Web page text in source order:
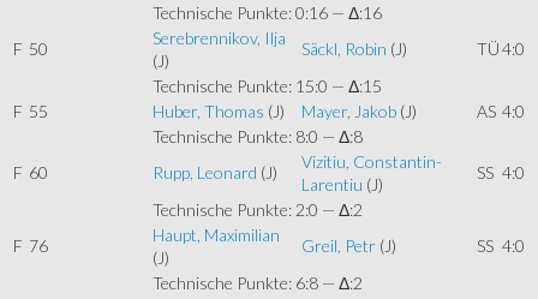
Technische Punkte: 0:16 — Δ:16
F 50
Serebrennikov, Ilja
(J)
Säckl, Robin (J) TÜ4:0
Technische Punkte: 15:0 — Δ:15
F 55 Huber, Thomas (J) Mayer, Jakob (J) AS 4:0
Technische Punkte: 8:0 — Δ:8
F 60 Rupp, Leonard (J)
Vizitiu, Constantin-
Larentiu (J)
SS 4:0
Technische Punkte: 2:0 — Δ:2
F 76
Haupt, Maximilian
(J)
Greil, Petr (J) SS 4:0
Technische Punkte: 6:8 — Δ:2